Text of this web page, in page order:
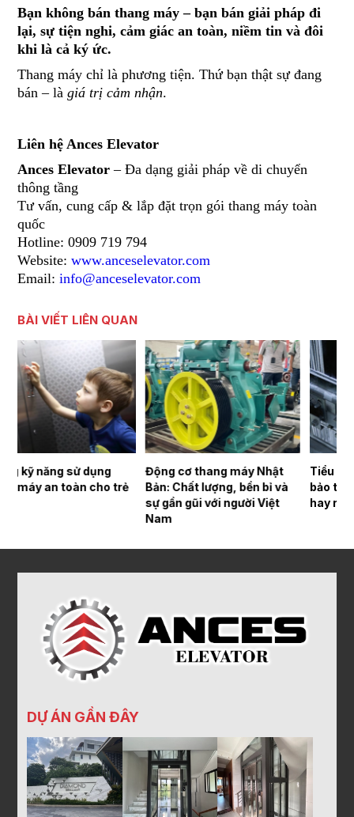
Bạn không bán thang máy – bạn bán giải pháp đi
lại, sự tiện nghi, cảm giác an toàn, niềm tin và đôi
khi là cả ký ức.
Thang máy chỉ là phương tiện. Thứ bạn thật sự đang
bán – làgiá trị cảm nhận.
Liên hệ Ances Elevator
Ances Elevator – Đa dạng giải pháp về di chuyển
thông tầng
Tư vấn, cung cấp & lắp đặt trọn gói thang máy toàn
quốc
Hotline: 0909 719 794
Website:www.anceselevator.com
Email:info@anceselevator.com
BÀI VIẾT LIÊN QUAN
Động cơ thang máy Nhật
Bản: Chất lượng, bền bỉ và
sự gần gũi với người Việt
Tiểu xảo nghề nghiệp trong
bảo trì thang máy – Lợi thế
hay rủi ro?
DỰ ÁN GẦN ĐÂY